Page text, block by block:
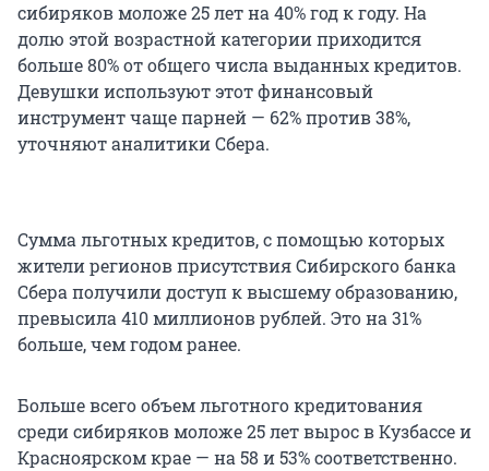
сибиряков моложе25 летна 40% год к году. На
долю этой возрастной категории приходится
больше 80% от общего числа выданных кредитов.
Девушки используют этот финансовый
инструмент чаще парней — 62% против 38%,
уточняют аналитики Сбера.
Сумма льготных кредитов, с помощью которых
жители регионов присутствия Сибирского банка
Сбера получили доступ к высшему образованию,
превысила410 миллионоврублей. Это на 31%
больше, чем годом ранее.
Больше всего объем льготного кредитования
среди сибиряков моложе25 летвырос в Кузбассе и
Красноярском крае — на 58 и 53% соответственно.